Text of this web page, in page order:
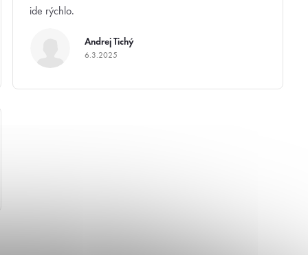
Andrej Tichý
Hodnotenie produktu je 5 z 5 hviezdičiek.
6.3.2025
ide rýchlo.